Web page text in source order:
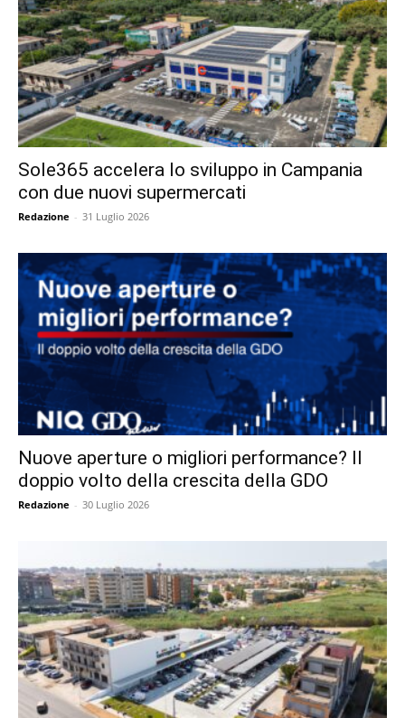
Sole365 accelera lo sviluppo in Campania
con due nuovi supermercati
Redazione - 31 Luglio 2026
Nuove aperture o migliori performance? Il
doppio volto della crescita della GDO
Redazione - 30 Luglio 2026